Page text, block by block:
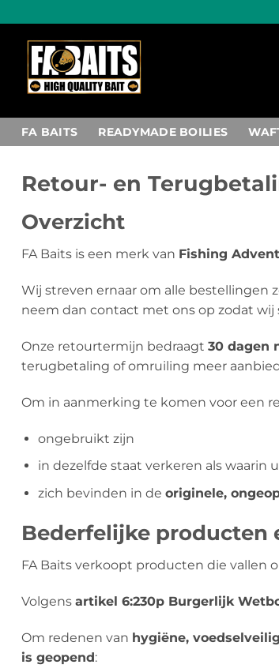
naar
inhoud
FA BAITS READYMADE BOILIES
Retour- en
Overzicht
FA Baits is een merk van Fishing
Wij streven ernaar om alle
neem dan contact met ons op zodat
Onze retourtermijn bedraagt 30 dagen
terugbetaling of omruiling meer
Om in aanmerking te komen voor een
ongebruikt zijn
in dezelfde staat verkeren als waarin
zich bevinden in de originele,
Bederfelijke producten
FA Baits verkoopt producten die vallen
Volgens artikel 6:230p Burgerlijk
Om redenen van hygiëne,
is geopend: